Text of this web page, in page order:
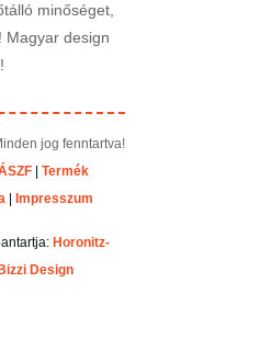
minőséget,
Magyar design
jog fenntartva!
| Termék
Impresszum
Horonitz-
Bizzi Design